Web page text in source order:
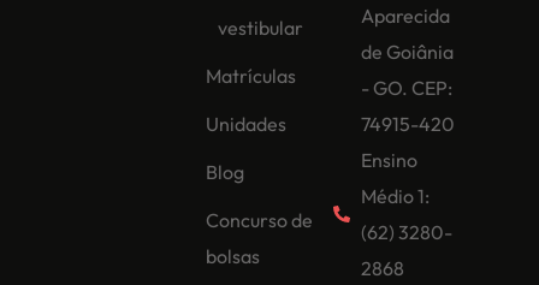
vestibular
Matrículas
Unidades
Blog
Concurso de
bolsas
Aparecida
de Goiânia
- GO. CEP:
74915-420
Ensino
Médio 1:
(62) 3280-
2868